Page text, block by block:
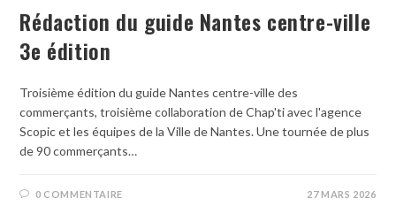
Rédaction du guide Nantes centre-ville
3e édition
Troisième édition du guide Nantes centre-ville des
commerçants, troisième collaboration de Chap'ti avec l'agence
Scopic et les équipes de la Ville de Nantes. Une tournée de plus
de 90 commerçants…
0 COMMENTAIRE 27 MARS 2026